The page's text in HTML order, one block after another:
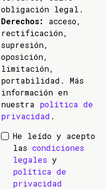
obligación legal.
Derechos:
acceso,
rectificación,
supresión,
oposición,
limitación,
portabilidad. Más
información en
nuestra política de
privacidad .
He leído y acepto
las condiciones
legales y
política de
privacidad